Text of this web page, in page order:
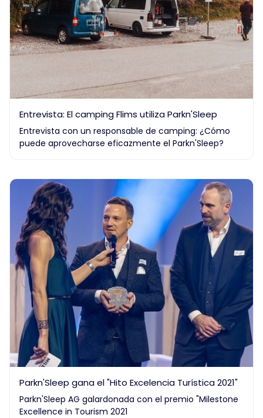
Entrevista: El camping Flims utiliza Parkn'Sleep
Entrevista con un responsable de camping: ¿Cómo
puede aprovecharse eficazmente el Parkn'Sleep?
Parkn'Sleep gana el "Hito Excelencia Turística 2021"
Parkn'Sleep AG galardonada con el premio "Milestone
Excellence in Tourism 2021